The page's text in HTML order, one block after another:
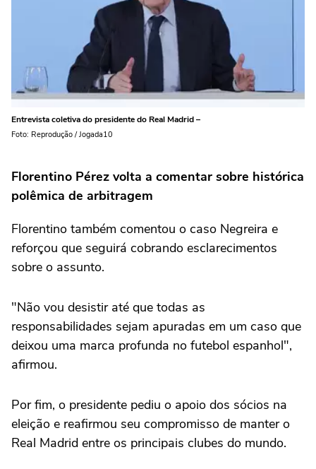
Entrevista coletiva do presidente do Real Madrid –
Foto: Reprodução / Jogada10
Florentino Pérez volta a comentar sobre histórica
polêmica de arbitragem
Florentino também comentou o caso Negreira e
reforçou que seguirá cobrando esclarecimentos
sobre o assunto.
"Não vou desistir até que todas as
responsabilidades sejam apuradas em um caso que
deixou uma marca profunda no futebol espanhol",
afirmou.
Por fim, o presidente pediu o apoio dos sócios na
eleição e reafirmou seu compromisso de manter o
Real Madrid entre os principais clubes do mundo.